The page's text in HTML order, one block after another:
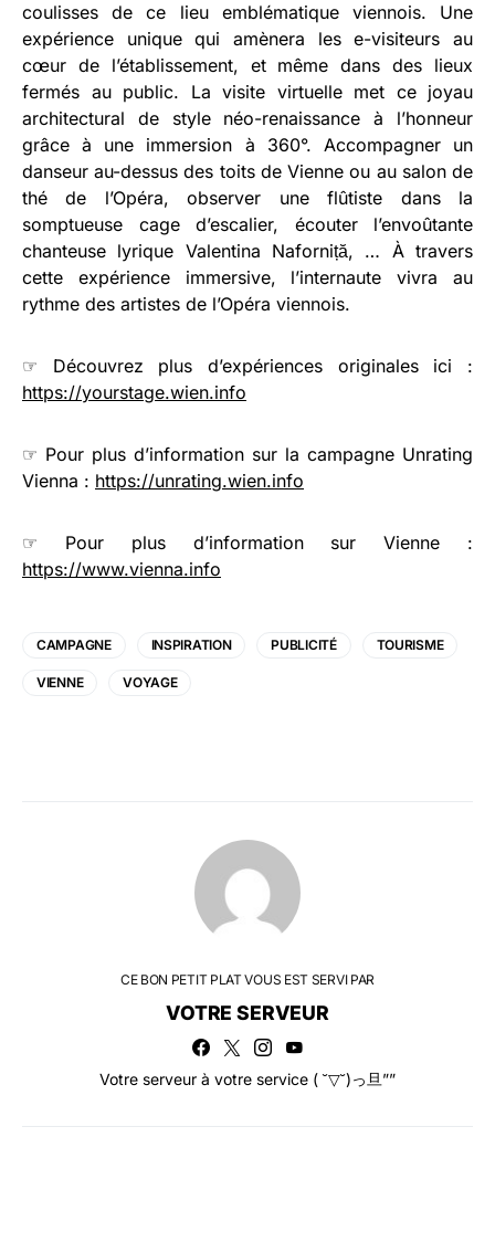
coulisses de ce lieu emblématique viennois. Une
expérience unique qui amènera les e-visiteurs au
cœur de l’établissement, et même dans des lieux
fermés au public. La visite virtuelle met ce joyau
architectural de style néo-renaissance à l’honneur
grâce à une immersion à 360°. Accompagner un
danseur au-dessus des toits de Vienne ou au salon de
thé de l’Opéra, observer une flûtiste dans la
somptueuse cage d’escalier, écouter l’envoûtante
chanteuse lyrique Valentina Naforniță, … À travers
cette expérience immersive, l’internaute vivra au
rythme des artistes de l’Opéra viennois.
☞ Découvrez plus d’expériences originales ici :
https://yourstage.wien.info
☞ Pour plus d’information sur la campagne Unrating
Vienna : https://unrating.wien.info
☞ Pour plus d’information sur Vienne :
https://www.vienna.info
CAMPAGNE INSPIRATION PUBLICITÉ TOURISME
VIENNE VOYAGE
CE BON PETIT PLAT VOUS EST SERVI PAR
VOTRE SERVEUR
Votre serveur à votre service ( ˘▽˘)っ旦””